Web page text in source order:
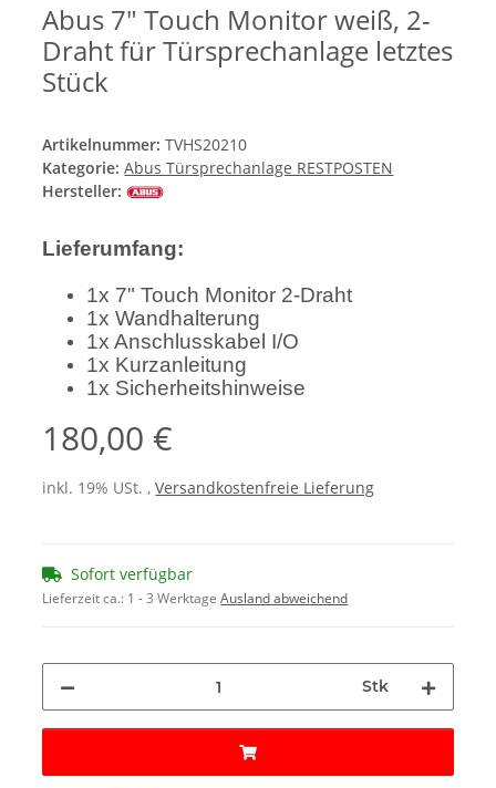
Abus 7" Touch Monitor weiß, 2-
Draht für Türsprechanlage letztes
Stück
Artikelnummer:TVHS20210
Kategorie:Abus Türsprechanlage RESTPOSTEN
Hersteller:
Lieferumfang:
1x 7" Touch Monitor 2-Draht
1x Wandhalterung
1x Anschlusskabel I/O
1x Kurzanleitung
1x Sicherheitshinweise
180,00 €
inkl. 19% USt. ,Versandkostenfreie Lieferung
Sofort verfügbar
Lieferzeit ca.: 1 - 3 WerktageAusland abweichend
Stk